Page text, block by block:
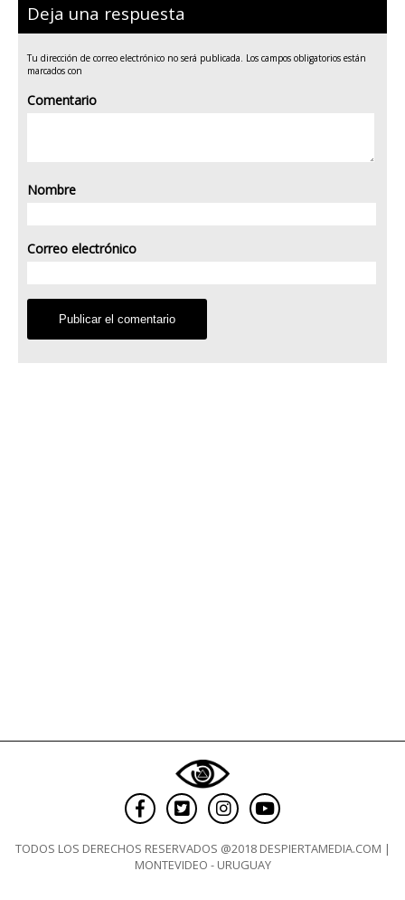
Deja una respuesta
Tu dirección de correo electrónico no será publicada. Los campos obligatorios están
marcados con
Comentario
Nombre
Correo electrónico
TODOS LOS DERECHOS RESERVADOS @2018 DESPIERTAMEDIA.COM |
MONTEVIDEO - URUGUAY